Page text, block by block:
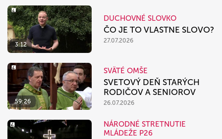
3:12
DUCHOVNÉ SLOVKO
ČO JE TO VLASTNE SLOVO?
27.07.2026
59:26
SVÄTÉ OMŠE
SVETOVÝ DEŇ STARÝCH
RODIČOV A SENIOROV
26.07.2026
NÁRODNÉ STRETNUTIE
MLÁDEŽE P26